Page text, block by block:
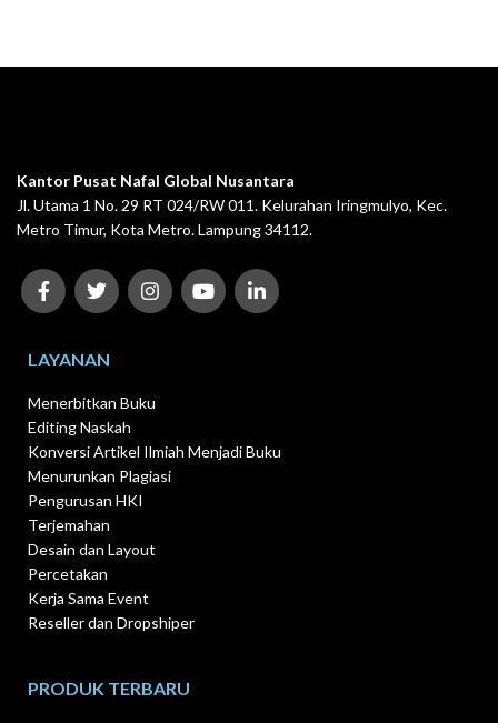
Kantor Pusat Nafal Global Nusantara
Jl. Utama 1 No. 29 RT 024/RW 011. Kelurahan Iringmulyo, Kec.
Metro Timur, Kota Metro. Lampung 34112.
LAYANAN
Menerbitkan Buku
Editing Naskah
Konversi Artikel Ilmiah Menjadi Buku
Menurunkan Plagiasi
Pengurusan HKI
Terjemahan
Desain dan Layout
Percetakan
Kerja Sama Event
Reseller dan Dropshiper
PRODUK TERBARU